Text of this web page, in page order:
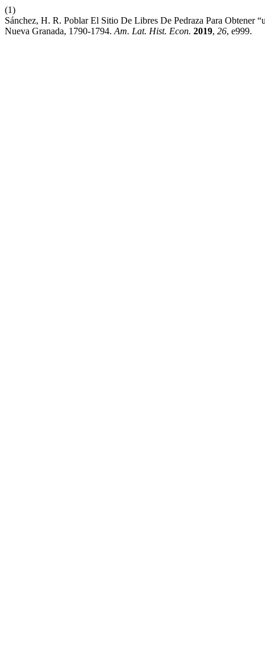
(1)
Sánchez, H. R. Poblar El Sitio De Libres De Pedraza Para
Nueva Granada, 1790-1794. Am. Lat. Hist. Econ. 2019, 26, e999.